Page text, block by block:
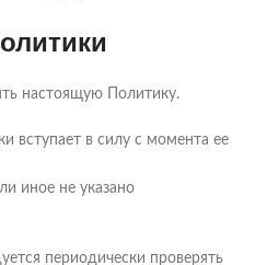
настоящую Политику.
вступает в силу с момента ее
иное не указано
периодически проверять